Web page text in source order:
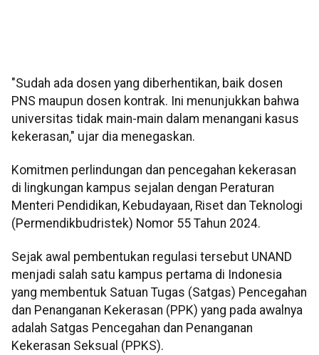
"Sudah ada dosen yang diberhentikan, baik dosen
PNS maupun dosen kontrak. Ini menunjukkan bahwa
universitas tidak main-main dalam menangani kasus
kekerasan," ujar dia menegaskan.
Komitmen perlindungan dan pencegahan kekerasan
di lingkungan kampus sejalan dengan Peraturan
Menteri Pendidikan, Kebudayaan, Riset dan Teknologi
(Permendikbudristek) Nomor 55 Tahun 2024.
Sejak awal pembentukan regulasi tersebut UNAND
menjadi salah satu kampus pertama di Indonesia
yang membentuk Satuan Tugas (Satgas) Pencegahan
dan Penanganan Kekerasan (PPK) yang pada awalnya
adalah Satgas Pencegahan dan Penanganan
Kekerasan Seksual (PPKS).